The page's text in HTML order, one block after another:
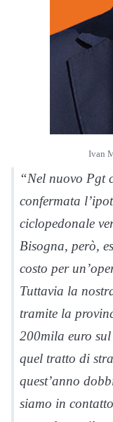
Ivan
“Nel nuovo Pgt
confermata
ciclopedonale
Bisogna, però,
costo per
Tuttavia la
tramite la
200mila euro
quel tratto di
quest’anno
siamo in